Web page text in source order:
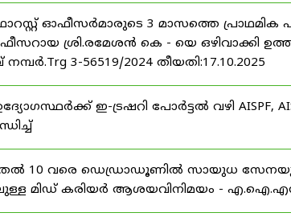
ഓഫീസർമാരുടെ 3 മാസത്തെ പ്രാഥമിക
ശ്രി.രമേശൻ കെ - യെ ഒഴിവാക്കി
3-56519/2024 തീയതി:17.10.2025
ഇ-ട്രഷറി പോർട്ടൽ വഴി
10 വരെ ഡെഡ്രാഡൂണിൽ സായുധ
മിഡ് കരിയർ ആശയവിനിമയം -